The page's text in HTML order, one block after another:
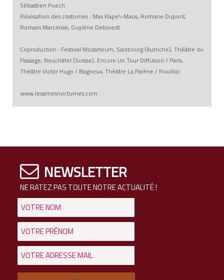
Sébastien Puech
Réalisation des costumes : Max Rape\-Maus, Romane Dupont,
Romain Marciniak, Guylène Debloedt
Coproduction : Festival Mozarteum, Salzbourg (Autriche), Théâtre du
Passage, Neuchâtel (Suisse), Encore Un Tour Diffusion / Paris,
Théâtre Victor Hugo / Bagneux, Théâtre La Palène / Rouillac
www.lesamesnocturnes.com
NEWSLETTER
NE RATEZ PAS TOUTE NOTRE ACTUALITÉ !